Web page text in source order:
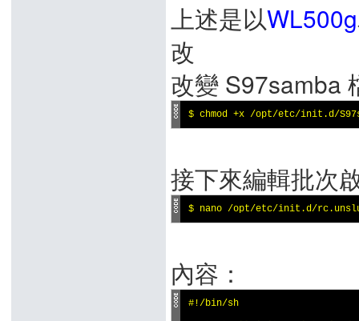
上述是以WL500g
改
改變 S97samba
$ chmod +x /opt/etc/init.d/
接下來編輯批次
$ nano /opt/etc/init.d/
內容：
#!/bin/sh